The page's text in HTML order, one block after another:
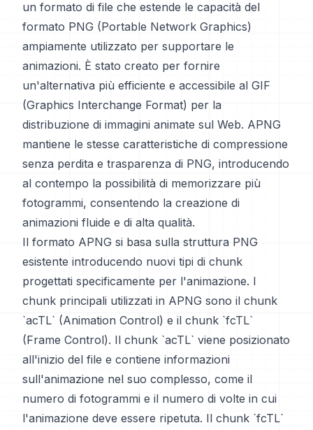
un formato di file che estende le capacità del
formato PNG (Portable Network Graphics)
ampiamente utilizzato per supportare le
animazioni. È stato creato per fornire
un'alternativa più efficiente e accessibile al GIF
(Graphics Interchange Format) per la
distribuzione di immagini animate sul Web. APNG
mantiene le stesse caratteristiche di compressione
senza perdita e trasparenza di PNG, introducendo
al contempo la possibilità di memorizzare più
fotogrammi, consentendo la creazione di
animazioni fluide e di alta qualità.
Il formato APNG si basa sulla struttura PNG
esistente introducendo nuovi tipi di chunk
progettati specificamente per l'animazione. I
chunk principali utilizzati in APNG sono il chunk
`acTL` (Animation Control) e il chunk `fcTL`
(Frame Control). Il chunk `acTL` viene posizionato
all'inizio del file e contiene informazioni
sull'animazione nel suo complesso, come il
numero di fotogrammi e il numero di volte in cui
l'animazione deve essere ripetuta. Il chunk `fcTL`